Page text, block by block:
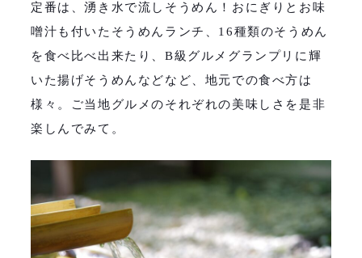
定番は、湧き水で流しそうめん！おにぎりとお味
噌汁も付いたそうめんランチ、 16種類のそうめん
を食べ比べ出来たり、B級グルメグランプリに輝
いた揚げそうめんなどなど、地元での食べ方は
様々。ご当地グルメのそれぞれの美味しさを是非
楽しんでみて。